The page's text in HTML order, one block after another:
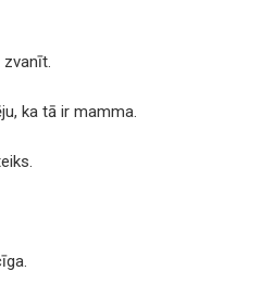
ka tā ir mamma.